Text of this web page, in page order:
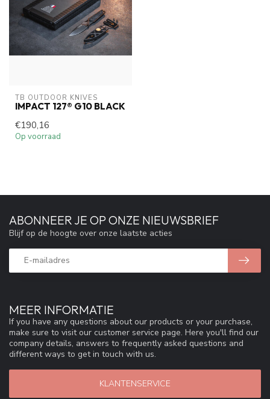
TB OUTDOOR KNIVES
IMPACT 127® G10 BLACK
€190,16
Op voorraad
MEER INFORMATIE
If you have any questions about our products or your purchase,
make sure to visit our customer service page. Here you'll find our
company details, answers to frequently asked questions and
different ways to get in touch with us.
KLANTENSERVICE
ABONNEER JE OP ONZE NIEUWSBRIEF
Blijf op de hoogte over onze laatste acties